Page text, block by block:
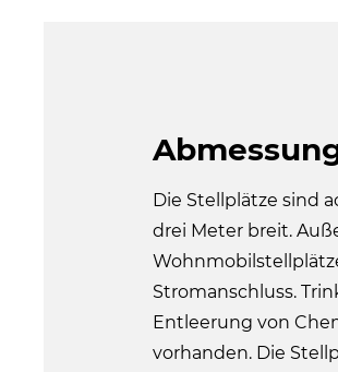
Die Stellplätze sind
drei Meter breit.
Stromanschluss.
Entleerung von
vorhanden. Die